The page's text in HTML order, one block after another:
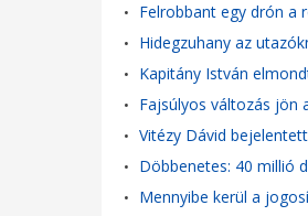
• Felrobbant egy drón a
• Hidegzuhany az
• Kapitány István
• Fajsúlyos változás jön
• Vitézy Dávid
• Döbbenetes: 40 millió
• Mennyibe kerül a